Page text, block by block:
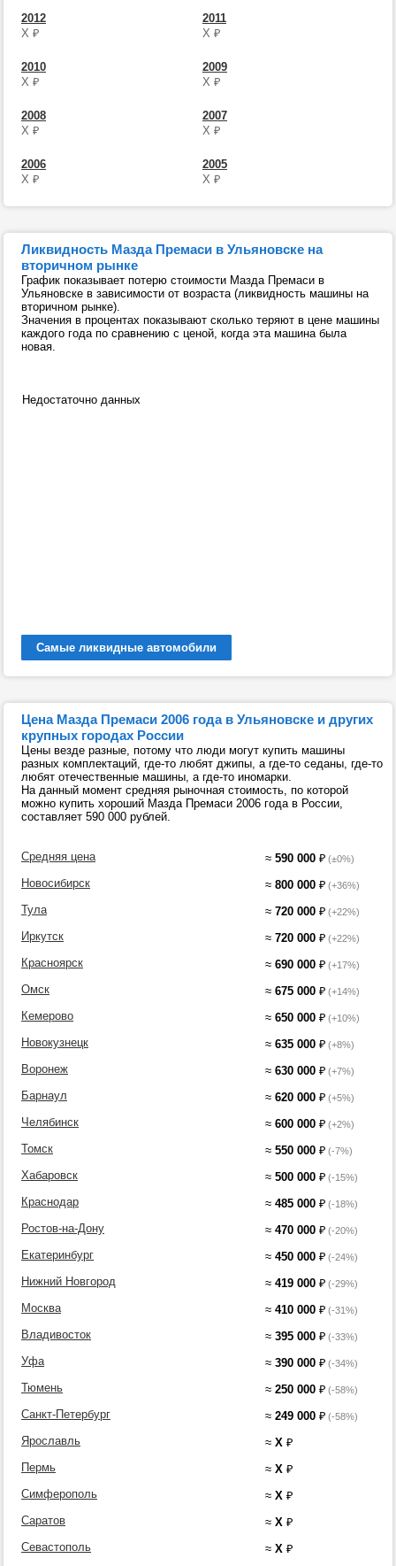
2012
Х ₽
2011
Х ₽
2010
Х ₽
2009
Х ₽
2008
Х ₽
2007
Х ₽
2006
Х ₽
2005
Х ₽
Ликвидность Мазда Премаси в Ульяновске на
вторичном рынке
График показывает потерю стоимости Мазда Премаси в
Ульяновске в зависимости от возраста (ликвидность машины на
вторичном рынке).
Значения в процентах показывают сколько теряют в цене машины
каждого года по сравнению с ценой, когда эта машина была
новая.
Недостаточно данных
Самые ликвидные автомобили
Цена Мазда Премаси 2006 года в Ульяновске и других
крупных городах России
Цены везде разные, потому что люди могут купить машины
разных комплектаций, где-то любят джипы, а где-то седаны, где-то
любят отечественные машины, а где-то иномарки.
На данный момент средняя рыночная стоимость, по которой
можно купить хороший Мазда Премаси 2006 года в России,
составляет 590 000 рублей.
Средняя цена ≈ 590 000 ₽ (±0%)
Новосибирск ≈ 800 000 ₽ (+36%)
Тула ≈ 720 000 ₽ (+22%)
Иркутск ≈ 720 000 ₽ (+22%)
Красноярск ≈ 690 000 ₽ (+17%)
Омск ≈ 675 000 ₽ (+14%)
Кемерово ≈ 650 000 ₽ (+10%)
Новокузнецк ≈ 635 000 ₽ (+8%)
Воронеж ≈ 630 000 ₽ (+7%)
Барнаул ≈ 620 000 ₽ (+5%)
Челябинск ≈ 600 000 ₽ (+2%)
Томск ≈ 550 000 ₽ (-7%)
Хабаровск ≈ 500 000 ₽ (-15%)
Краснодар ≈ 485 000 ₽ (-18%)
Ростов-на-Дону ≈ 470 000 ₽ (-20%)
Екатеринбург ≈ 450 000 ₽ (-24%)
Нижний Новгород ≈ 419 000 ₽ (-29%)
Москва ≈ 410 000 ₽ (-31%)
Владивосток ≈ 395 000 ₽ (-33%)
Уфа ≈ 390 000 ₽ (-34%)
Тюмень ≈ 250 000 ₽ (-58%)
Санкт-Петербург ≈ 249 000 ₽ (-58%)
Ярославль ≈ X ₽
Пермь
≈ X ₽
Симферополь
≈ X ₽
Саратов
≈ X ₽
Севастополь
≈ X ₽